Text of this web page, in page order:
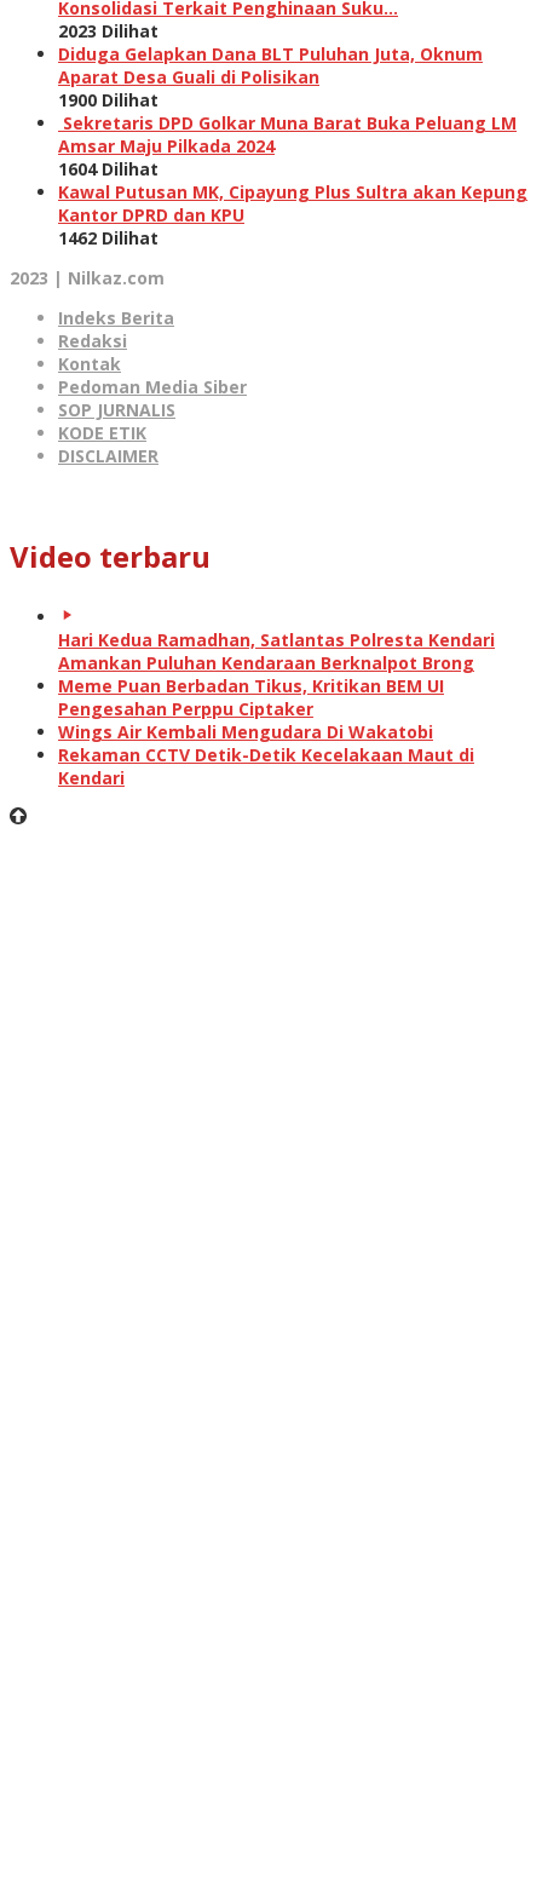
Konsolidasi Terkait Penghinaan Suku…
2023 Dilihat
Diduga Gelapkan Dana BLT Puluhan Juta, Oknum
Aparat Desa Guali di Polisikan
1900 Dilihat
Sekretaris DPD Golkar Muna Barat Buka Peluang LM
Amsar Maju Pilkada 2024
1604 Dilihat
Kawal Putusan MK, Cipayung Plus Sultra akan Kepung
Kantor DPRD dan KPU
1462 Dilihat
2023 | Nilkaz.com
Indeks Berita
Redaksi
Kontak
Pedoman Media Siber
SOP JURNALIS
KODE ETIK
DISCLAIMER
Video terbaru
Hari Kedua Ramadhan, Satlantas Polresta Kendari
Amankan Puluhan Kendaraan Berknalpot Brong
Meme Puan Berbadan Tikus, Kritikan BEM UI
Pengesahan Perppu Ciptaker
Wings Air Kembali Mengudara Di Wakatobi
Rekaman CCTV Detik-Detik Kecelakaan Maut di
Kendari